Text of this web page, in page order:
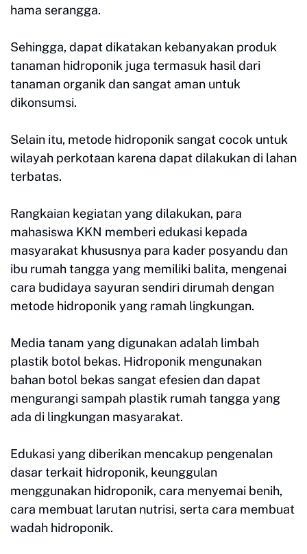
hama serangga.
Sehingga, dapat dikatakan kebanyakan produk
tanaman hidroponik juga termasuk hasil dari
tanaman organik dan sangat aman untuk
dikonsumsi.
Selain itu, metode hidroponik sangat cocok untuk
wilayah perkotaan karena dapat dilakukan di lahan
terbatas.
Rangkaian kegiatan yang dilakukan, para
mahasiswa KKN memberi edukasi kepada
masyarakat khususnya para kader posyandu dan
ibu rumah tangga yang memiliki balita, mengenai
cara budidaya sayuran sendiri dirumah dengan
metode hidroponik yang ramah lingkungan.
Media tanam yang digunakan adalah limbah
plastik botol bekas. Hidroponik mengunakan
bahan botol bekas sangat efesien dan dapat
mengurangi sampah plastik rumah tangga yang
ada di lingkungan masyarakat.
Edukasi yang diberikan mencakup pengenalan
dasar terkait hidroponik, keunggulan
menggunakan hidroponik, cara menyemai benih,
cara membuat larutan nutrisi, serta cara membuat
wadah hidroponik.